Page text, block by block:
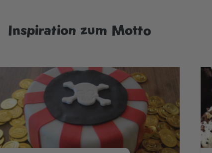
Inspiration zum Motto